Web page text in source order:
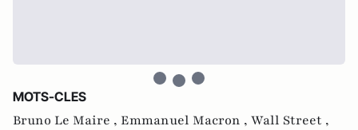
MOTS-CLES
Bruno Le Maire , Emmanuel Macron , Wall Street ,